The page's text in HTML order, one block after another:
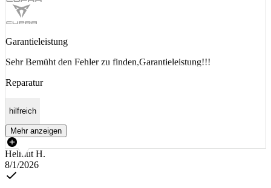
Garantieleistung
Sehr Bemüht den Fehler zu finden,Garantieleistung!!!
Reparatur
hilfreich
Mehr anzeigen
Helmut H.
8/1/2026